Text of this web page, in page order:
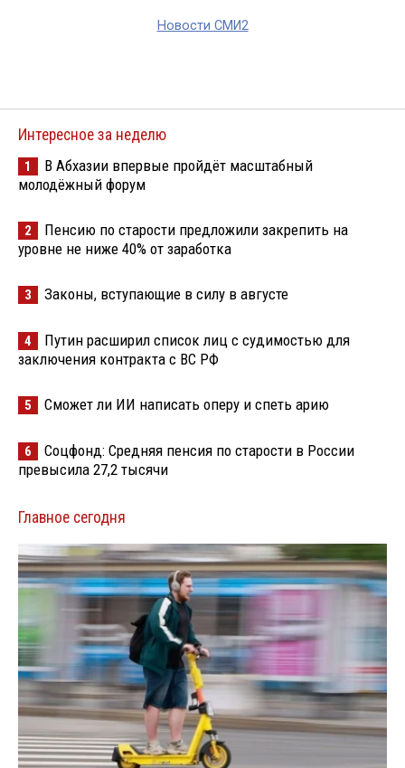
Новости СМИ2
Интересное за неделю
1
В Абхазии впервые пройдёт масштабный
молодёжный форум
2
Пенсию по старости предложили закрепить на
уровне не ниже 40% от заработка
3 Законы, вступающие в силу в августе
4
Путин расширил список лиц с судимостью для
заключения контракта с ВС РФ
5 Сможет ли ИИ написать оперу и спеть арию
6
Соцфонд: Средняя пенсия по старости в России
превысила 27,2 тысячи
Главное сегодня